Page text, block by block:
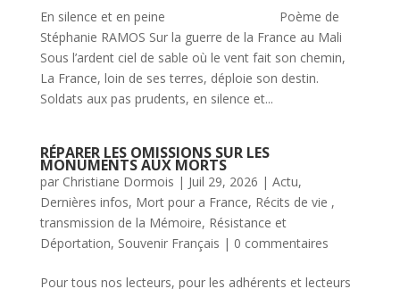
En silence et en peine Poème de
Stéphanie RAMOS Sur la guerre de la France au Mali
Sous l’ardent ciel de sable où le vent fait son chemin,
La France, loin de ses terres, déploie son destin.
Soldats aux pas prudents, en silence et...
RÉPARER LES OMISSIONS SUR LES
MONUMENTS AUX MORTS
par Christiane Dormois | Juil 29, 2026 | Actu,
Dernières infos, Mort pour a France, Récits de vie ,
transmission de la Mémoire, Résistance et
Déportation, Souvenir Français | 0 commentaires
Pour tous nos lecteurs, pour les adhérents et lecteurs